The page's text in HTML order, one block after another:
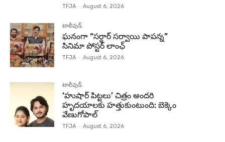
TFJA - August 6, 2026
టాలీవుడ్
ఘనంగా “సర్దార్ సర్వాయి పాపన్న”
సినిమా పోస్టర్ లాంఛ్
TFJA - August 6, 2026
టాలీవుడ్
‘హుషార్‌ పిట్టలు’ చిత్రం అందరి
హృదయాలకు హత్తుకుంటుంది: బెక్కెం
వేణుగోపాల్‌
TFJA - August 6, 2026